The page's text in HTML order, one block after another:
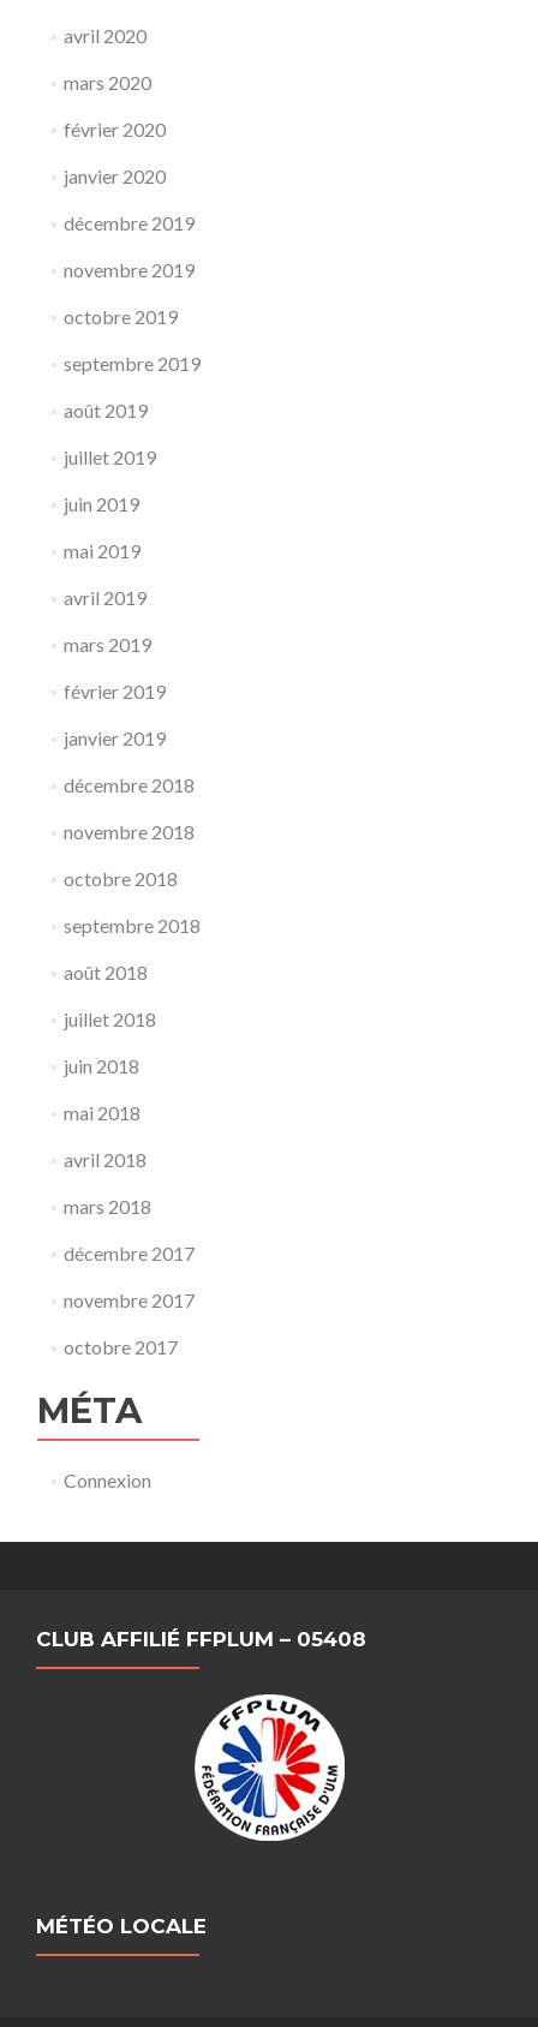
avril 2020
mars 2020
février 2020
janvier 2020
décembre 2019
novembre 2019
octobre 2019
septembre 2019
août 2019
juillet 2019
juin 2019
mai 2019
avril 2019
mars 2019
février 2019
janvier 2019
décembre 2018
novembre 2018
octobre 2018
septembre 2018
août 2018
juillet 2018
juin 2018
mai 2018
avril 2018
mars 2018
décembre 2017
novembre 2017
octobre 2017
MÉTA
Connexion
CLUB AFFILIÉ FFPLUM – 05408
MÉTÉO LOCALE